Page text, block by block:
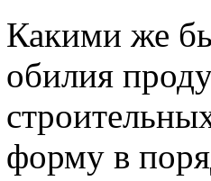
Какими же
обилия
форму в